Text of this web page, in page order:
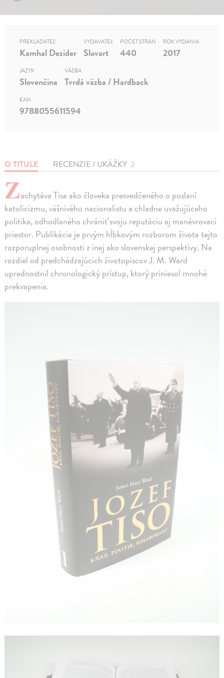
O TITULE RECENZIE / UKÁŽKY 2
Zachytáva Tisa ako človeka presvedčeného o poslaní
katolicizmu, vášnivého nacionalistu a chladne uvažujúceho
politika, odhodlaného chrániť svoju reputáciu aj manévrovací
priestor. Publikácia je prvým hĺbkovým rozborom života tejto
rozporuplnej osobnosti z inej ako slovenskej perspektívy. Na
rozdiel od predchádzajúcich životopiscov J. M. Ward
uprednostnil chronologický prístup, ktorý priniesol mnohé
prekvapenia.
PREKLADATEĽ
Kamhal Dezider
VYDAVATEĽ
Slovart
POČET STRÁN
440
ROK VYDANIA
2017
JAZYK
Slovenčina
VÄZBA
Tvrdá väzba / Hardback
EAN
9788055611594